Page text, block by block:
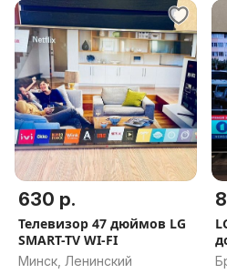
630 р.
Телевизор 47 дюймов LG
SMART-TV WI-FI
Минск, Ленинский
LG LB690V,